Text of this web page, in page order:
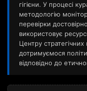
гігієни. У процесі
методологію
перевірки
використовує
Центру
дотримуємося
відповідно до